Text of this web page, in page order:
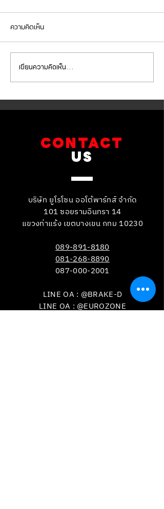
Mercedes Benz E350e เข้า
รับบริการเปลี่ยนจานเบรก ผ้า
เบรกหน้า พร้อมเซ็นเซอร์
ความคิดเห็น
เขียนความคิดเห็น…
CONTACT
US
บริษัท ยูโรโซน ออโต้พาร์ทส์ จำกัด
101 ซอยรามอินทรา 14
แขวงท่าแร้ง เขตบางเขน กทม 10230
089-891-8180
081-268-8890
087-000-2001
LINE OA : @BRAKE-D
LINE OA : @EUROZONE